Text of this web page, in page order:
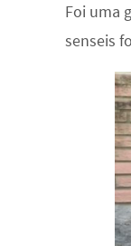
Foi uma
senseis